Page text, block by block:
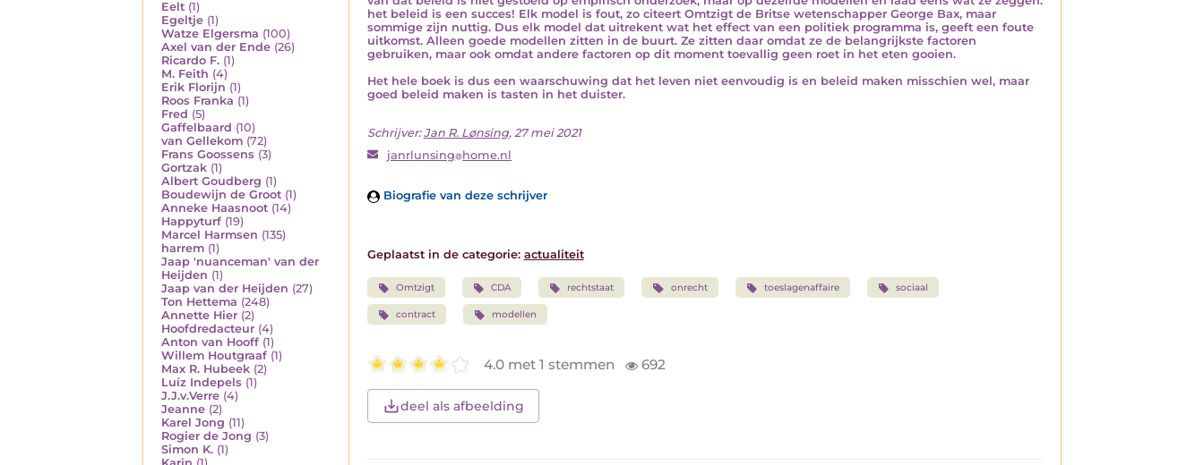
Eelt (1)
Egeltje (1)
Watze Elgersma (100)
Axel van der Ende (26)
Ricardo F. (1)
M. Feith (4)
Erik Florijn (1)
Roos Franka (1)
Fred (5)
Gaffelbaard (10)
van Gellekom (72)
Frans Goossens (3)
Gortzak (1)
Albert Goudberg (1)
Boudewijn de Groot (1)
Anneke Haasnoot (14)
Happyturf (19)
Marcel Harmsen (135)
harrem (1)
Jaap 'nuanceman' van der
Heijden (1)
Jaap van der Heijden (27)
Ton Hettema (248)
Annette Hier (2)
Hoofdredacteur (4)
Anton van Hooff (1)
Willem Houtgraaf (1)
Max R. Hubeek (2)
Luíz Indepels (1)
J.J.v.Verre (4)
Jeanne (2)
Karel Jong (11)
Rogier de Jong (3)
Simon K. (1)
het beleid is een succes! Elk model is fout, zo citeert Omtzigt de Britse wetenschapper George Bax, maar
sommige zijn nuttig. Dus elk model dat uitrekent wat het effect van een politiek programma is, geeft een foute
uitkomst. Alleen goede modellen zitten in de buurt. Ze zitten daar omdat ze de belangrijkste factoren
gebruiken, maar ook omdat andere factoren op dit moment toevallig geen roet in het eten gooien.
Het hele boek is dus een waarschuwing dat het leven niet eenvoudig is en beleid maken misschien wel, maar
goed beleid maken is tasten in het duister.
Schrijver:Jan R. Lønsing, 27 mei 2021
janrlunsing home.nl
Biografie van deze schrijver
Geplaatst in de categorie: actualiteit
Omtzigt CDA rechtstaat onrecht toeslagenaffaire sociaal
contract modellen
4.0 met 1 stemmen 692
deel als afbeelding